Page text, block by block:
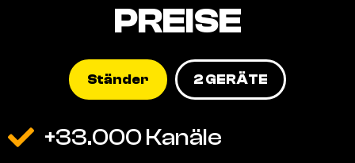
PREISE
Ständer 2 GERÄTE
+33.000 Kanäle